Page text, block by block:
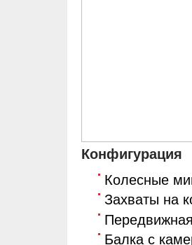
Конфигурация
Колесные
Захваты на
Балка с